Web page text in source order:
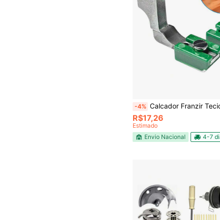
-4% Calcador Franzir Tecido Delicado Leve
R$17,26
Estimado
Envio Nacional
4-7